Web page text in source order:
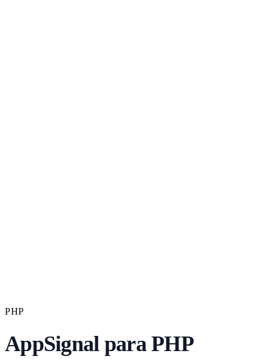
PHP
AppSignal para PHP